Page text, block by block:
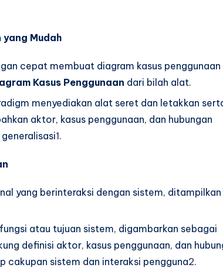
yang Mudah
cepat membuat diagram kasus penggunaan
Kasus Penggunaan dari bilah alat.
menyediakan alat seret dan letakkan
aktor, kasus penggunaan, dan hubungan
1.
yang berinteraksi dengan sistem, ditampilkan
atau tujuan sistem, digambarkan sebagai
definisi aktor, kasus penggunaan, dan
cakupan sistem dan interaksi pengguna2.